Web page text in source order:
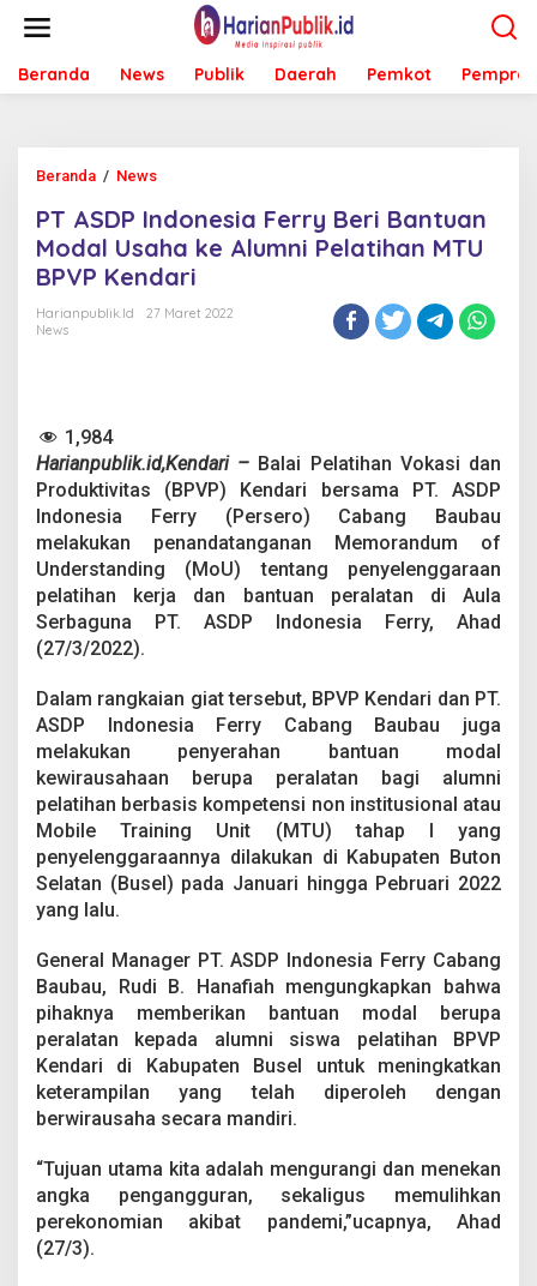
t
Beranda News Publik Daerah Pemkot Pemprov
Beranda / News
A
S
D
P
I
i
a
e
r
r
y
B
e
B
n
u
a
n
o
d
U
s
h
a
k
m
n
P
PT ASDP Indonesia Ferry Beri Bantuan
Modal Usaha ke Alumni Pelatihan MTU
BPVP Kendari
Harianpublik.id
27 Maret 2022
News
1,984
Harianpublik.id,Kendari – Balai Pelatihan Vokasi dan
Produktivitas (BPVP) Kendari bersama PT. ASDP
Indonesia Ferry (Persero) Cabang Baubau
melakukan penandatanganan Memorandum of
Understanding (MoU) tentang penyelenggaraan
pelatihan kerja dan bantuan peralatan di Aula
Serbaguna PT. ASDP Indonesia Ferry, Ahad
(27/3/2022).
Dalam rangkaian giat tersebut, BPVP Kendari dan PT.
ASDP Indonesia Ferry Cabang Baubau juga
melakukan penyerahan bantuan modal
kewirausahaan berupa peralatan bagi alumni
pelatihan berbasis kompetensi non institusional atau
Mobile Training Unit (MTU) tahap I yang
penyelenggaraannya dilakukan di Kabupaten Buton
Selatan (Busel) pada Januari hingga Pebruari 2022
yang lalu.
General Manager PT. ASDP Indonesia Ferry Cabang
Baubau, Rudi B. Hanafiah mengungkapkan bahwa
pihaknya memberikan bantuan modal berupa
peralatan kepada alumni siswa pelatihan BPVP
Kendari di Kabupaten Busel untuk meningkatkan
keterampilan yang telah diperoleh dengan
berwirausaha secara mandiri.
“Tujuan utama kita adalah mengurangi dan menekan
angka pengangguran, sekaligus memulihkan
perekonomian akibat pandemi,”ucapnya, Ahad
(27/3).